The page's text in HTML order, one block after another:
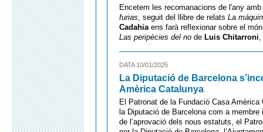
Encetem les recomanacions de l'any
furias, seguit del llibre de relats La
Cadahiaens farà reflexionar sobre el
Las peripècies del no de Luis Chitarroni,
DATA 10/01/2025
La Diputació de Barcelona
Amèrica Catalunya
El Patronat de la Fundació Casa
la Diputació de Barcelona com a
de l’aprovació dels nous estatuts, el